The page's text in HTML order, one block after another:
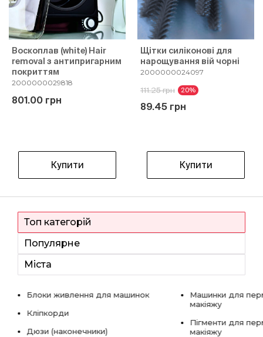
Воскоплав (white) Hair
removal з антипригарним
покриттям
2000000029818
801.00 грн
Купити
Щітки силіконові для
нарощування вій чорні
2000000024097
111.25 грн 20%
89.45 грн
Купити
Топ категорій
Популярне
Міста
Блоки живлення для машинок
Кліпкорди
Дюзи (наконечники)
Машинки для
макіяжу
Пігменти для
макіяжу